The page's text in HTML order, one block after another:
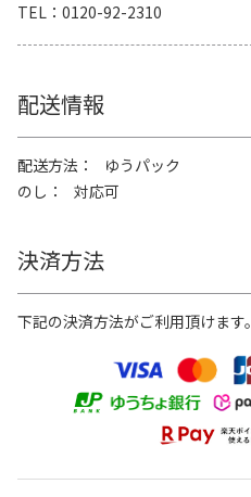
TEL
0120-92-2310
配送情報
配送方法
ゆうパック
のし
対応可
決済方法
下記の決済方法がご利用頂けます。